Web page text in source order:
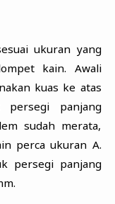
ukuran yang
kain. Awali
kuas ke atas
panjang
sudah merata,
perca ukuran A.
persegi panjang